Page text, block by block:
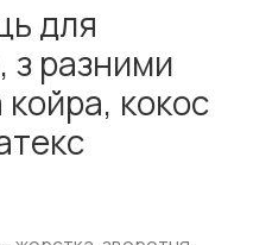
для
з разними
кокос